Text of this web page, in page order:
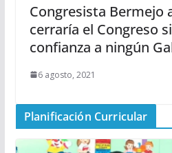
Congresista Bermejo
cerraría el Congreso
confianza a ningún
6 agosto, 2021
Planificación Curricular